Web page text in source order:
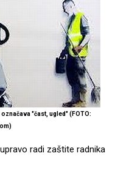
"čast, ugled" (FOTO:
radi zaštite radnika